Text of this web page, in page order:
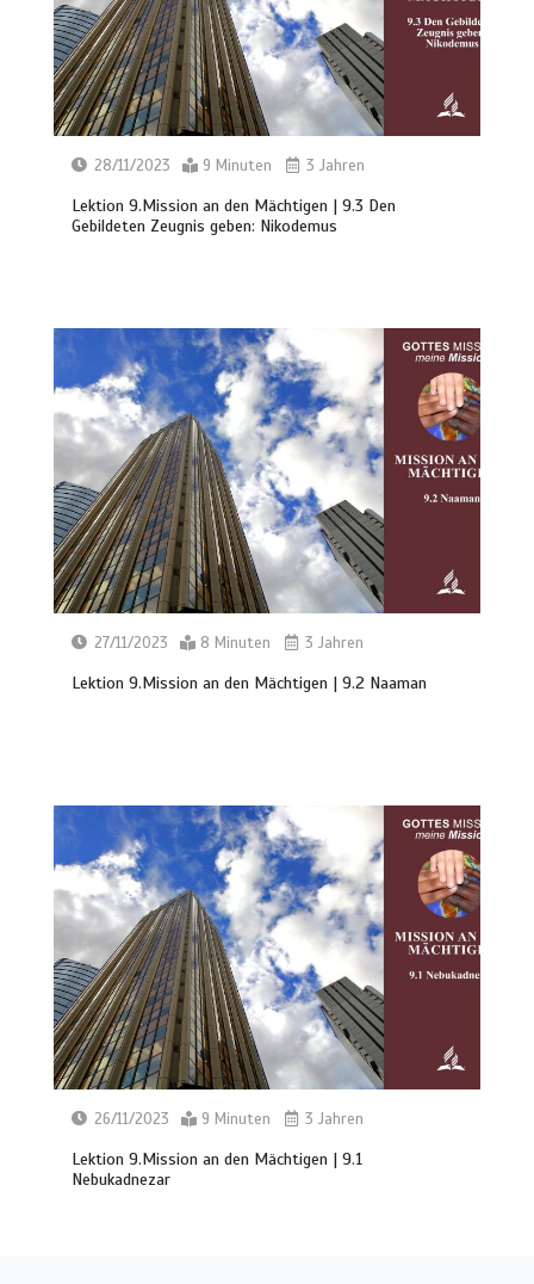
28/11/2023 9 Minuten 3 Jahren
Lektion 9.Mission an den Mächtigen | 9.3 Den
Gebildeten Zeugnis geben: Nikodemus
27/11/2023 8 Minuten 3 Jahren
Lektion 9.Mission an den Mächtigen | 9.2 Naaman
26/11/2023 9 Minuten 3 Jahren
Lektion 9.Mission an den Mächtigen | 9.1
Nebukadnezar